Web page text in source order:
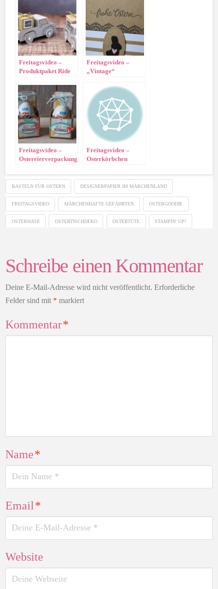
Freitagsvideo –
Produktpaket Ride
Freitagsvideo –
„Vintage“
passende
Verpackung
Freitagsvideo –
Ostereierverpackung
Freitagsvideo –
Osterkörbchen
BASTELN FÜR OSTERN DESIGNERPAPIER IM MÄRCHENLAND
FREITAGSVIDEO MÄRCHENHAFTE GEFÄHRTEN OSTERGOODIE
OSTERHASE OSTERTISCHDEKO OSTERTÜTE STAMPIN' UP!
Schreibe einen Kommentar
Deine E-Mail-Adresse wird nicht veröffentlicht. Erforderliche
Felder sind mit * markiert
Kommentar*
Name*
Email*
Website